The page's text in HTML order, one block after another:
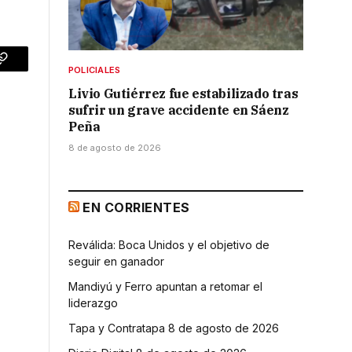
Copy
POLICIALES
Livio Gutiérrez fue estabilizado tras
sufrir un grave accidente en Sáenz
Peña
8 de agosto de 2026
EN CORRIENTES
Reválida: Boca Unidos y el objetivo de
seguir en ganador
Mandiyú y Ferro apuntan a retomar el
liderazgo
Tapa y Contratapa 8 de agosto de 2026